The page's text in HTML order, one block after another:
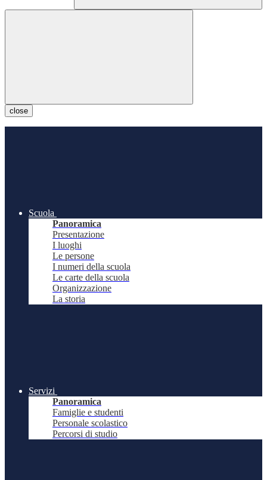
close
Scuola
Panoramica
Presentazione
I luoghi
Le persone
I numeri della scuola
Le carte della scuola
Organizzazione
La storia
Servizi
Panoramica
Famiglie e studenti
Personale scolastico
Percorsi di studio